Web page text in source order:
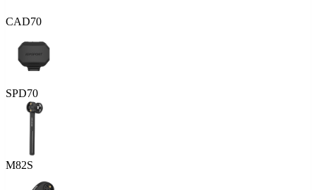
CAD70
SPD70
M82S